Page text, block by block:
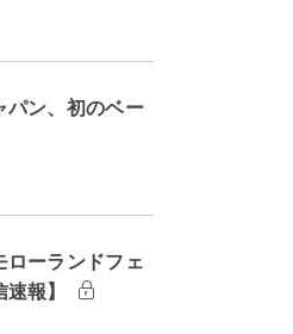
パン、初のベー
ローランドフェ
速報】